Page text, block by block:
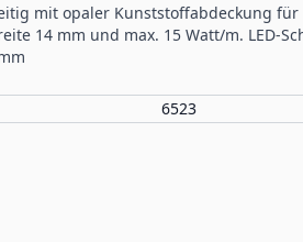
mit opaler Kunststoffabdeckung für
14 mm und max. 15 Watt/m. LED-
6523